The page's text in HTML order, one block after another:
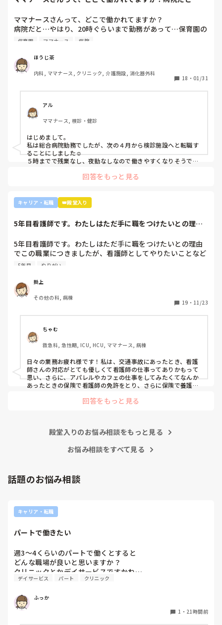
いないです。
るかな？』『自分ならそこまでされたら辞めるよ』とのこ
と。
師長さんの言ってることも確かに理解できますが
てないですし、病棟での臨床経験を積んで学んでいきたいと
気持ちがあります。
・転職する
病院も規模やいろいろ取り組んでいることが違うので、探して
みるとおもしろいですよ。ただ、転職するなら3年は基礎をつ
けてもいいのかなと思います。中途採用は即戦力を期待されま
ママナースさんって、どこで働かれてますか？
病院だと…やはり、20時ぐらいまで勤務があって…保育園の
お迎えが間に合わないことが多くて…
保育園 ママナース 病院
ほうじ茶
内科, ママナース, クリニック, 介護施設, 消化器外科
18 ・ 01/31
アル
ママナース, 検診・健診
はじめまして。
私は総合病院勤務でしたが、次の４月から検診施設へと転職す
ることにしました☺️
５時までで残業なし、夜勤なしなので働きやすくなりそうです
回答をもっと見る
キャリア・転職 👑殿堂入り
5年目看護師です。わたしはただ手に職をつけたいとの理由
5年目看護師です。わたしはただ手に職をつけたいとの理由
でこの職業につきましたが、看護師としてやりたいことなど
あまり考えたことがなく、ただ言われたことをやっているよ
続けてしまっています。
みなさんはどういったきっかけで看護師を目指したり、今の
科についていたりしますか？
笑
5年目 やりがい
掛上
その他の科, 病棟
19 ・ 11/23
ちゃむ
救急科, 急性期, ICU, HCU, ママナース, 病棟
日々の業務お疲れ様です！私は、交通事故にあったとき、看護
師さんの対応がとても優しくて看護師の仕事ってありかもって
思い、さらに、アパレルやカフェの仕事をしてみたくてなんか
あったときの保険で看護師の免許をとり、さらに保険で養護教
回答をもっと見る
殿堂入りのお悩み相談をもっと見る
お悩み相談をすべて見る
話題のお悩み相談
キャリア・転職
パートで働きたい
週3〜4くらいのパートで働くとすると
どんな職場が良いと思いますか？
クリニックとかデイサービスですかね…
デイサービス パート クリニック
ふっか
1 ・ 21時間前